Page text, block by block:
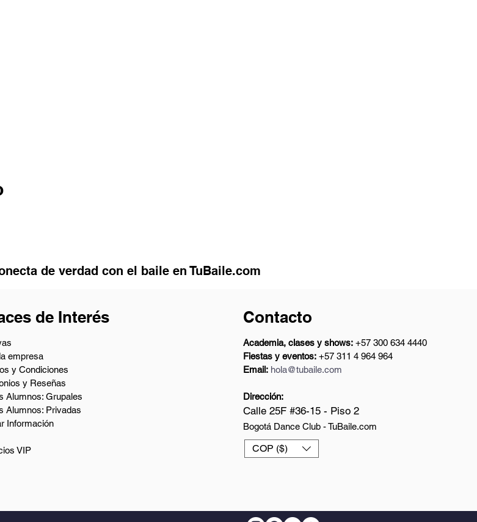
de verdad con el baile en TuBaile.com
de Interés
empresa
y Condiciones
y Reseñas
Alumnos: Grupales
Alumnos: Privadas
Información
VIP
Contacto
Academia, clases y shows: +57 300 634 4440
Fiestas y eventos: +57 311 4 964 964
Email: hola@tubaile.com
Dirección:
Calle 25F #36-15 - Piso 2
Bogotá Dance Club - TuBaile.com
COP ($)